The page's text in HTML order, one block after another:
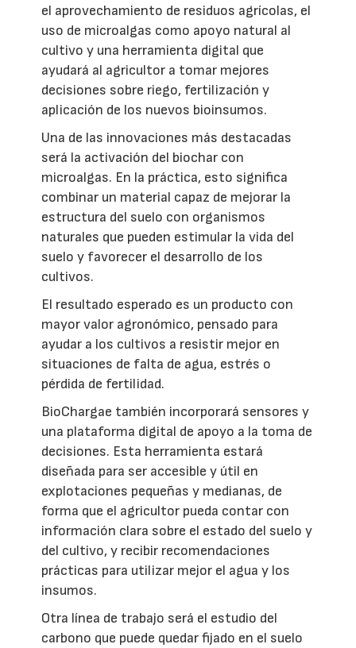
el aprovechamiento de residuos agrícolas, el
uso de microalgas como apoyo natural al
cultivo y una herramienta digital que
ayudará al agricultor a tomar mejores
decisiones sobre riego, fertilización y
aplicación de los nuevos bioinsumos.
Una de las innovaciones más destacadas
será la activación del biochar con
microalgas. En la práctica, esto significa
combinar un material capaz de mejorar la
estructura del suelo con organismos
naturales que pueden estimular la vida del
suelo y favorecer el desarrollo de los
cultivos.
El resultado esperado es un producto con
mayor valor agronómico, pensado para
ayudar a los cultivos a resistir mejor en
situaciones de falta de agua, estrés o
pérdida de fertilidad.
BioChargae también incorporará sensores y
una plataforma digital de apoyo a la toma de
decisiones. Esta herramienta estará
diseñada para ser accesible y útil en
explotaciones pequeñas y medianas, de
forma que el agricultor pueda contar con
información clara sobre el estado del suelo y
del cultivo, y recibir recomendaciones
prácticas para utilizar mejor el agua y los
insumos.
Otra línea de trabajo será el estudio del
carbono que puede quedar fijado en el suelo